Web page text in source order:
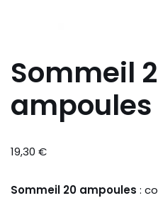
Sommeil
ampoules
19,30 €
Sommeil 20 ampoules :